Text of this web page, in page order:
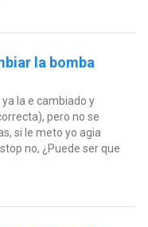
la bomba
la e cambiado y
pero no se
si le meto yo agia
no, ¿Puede ser que